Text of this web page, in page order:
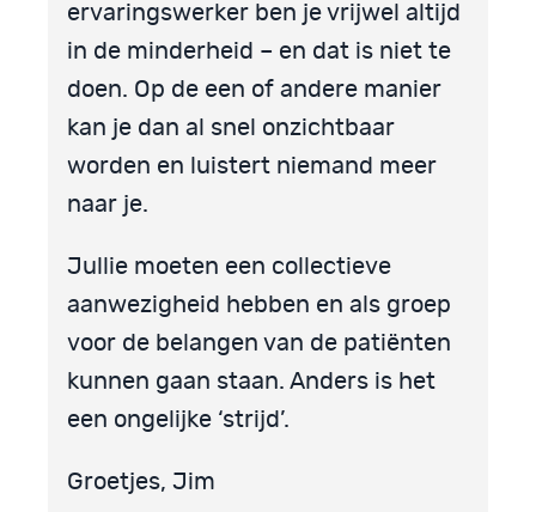
ervaringswerker ben je vrijwel altijd
in de minderheid – en dat is niet te
doen. Op de een of andere manier
kan je dan al snel onzichtbaar
worden en luistert niemand meer
naar je.
Jullie moeten een collectieve
aanwezigheid hebben en als groep
voor de belangen van de patiënten
kunnen gaan staan. Anders is het
een ongelijke ‘strijd’.
Groetjes, Jim